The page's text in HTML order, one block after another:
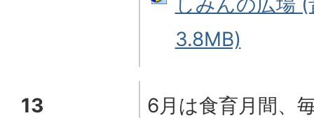
3.8MB)
13
6月は食育月間、